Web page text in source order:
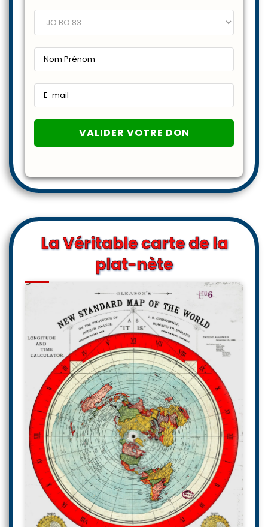
La Véritable carte de la
plat-nète